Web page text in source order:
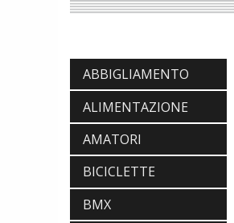
ABBIGLIAMENTO
ALIMENTAZIONE
AMATORI
BICICLETTE
BMX